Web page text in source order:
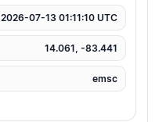
2026-07-13 01:11:10 UTC
14.061, -83.441
emsc